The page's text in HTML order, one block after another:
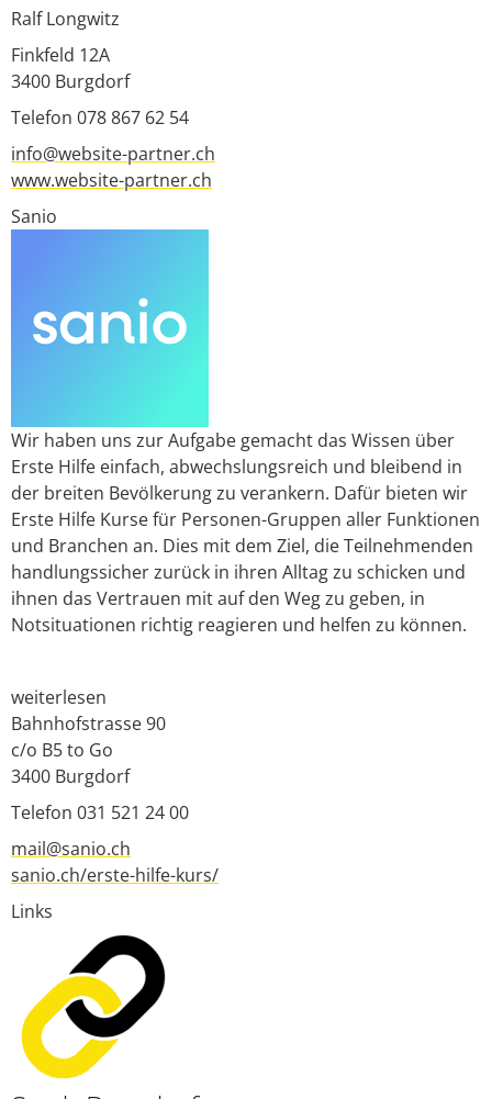
Ralf Longwitz
Finkfeld 12A
3400 Burgdorf
Telefon 078 867 62 54
info@website-partner.ch
www.website-partner.ch
Sanio
Wir haben uns zur Aufgabe gemacht das Wissen über
Erste Hilfe einfach, abwechslungsreich und bleibend in
der breiten Bevölkerung zu verankern. Dafür bieten wir
Erste Hilfe Kurse für Personen-Gruppen aller Funktionen
und Branchen an. Dies mit dem Ziel, die Teilnehmenden
handlungssicher zurück in ihren Alltag zu schicken und
ihnen das Vertrauen mit auf den Weg zu geben, in
Notsituationen richtig reagieren und helfen zu können.
weiterlesen
Bahnhofstrasse 90
c/o B5 to Go
3400 Burgdorf
Telefon 031 521 24 00
mail@sanio.ch
sanio.ch/erste-hilfe-kurs/
Links